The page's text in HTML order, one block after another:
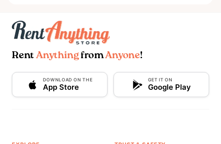
Rent AnythingfromAnyone!
DOWNLOAD ON THE
App Store
GET IT ON
Google Play